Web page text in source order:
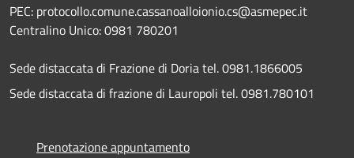
PEC: protocollo.comune.cassanoalloionio.cs@asmepec.it
Centralino Unico: 0981 780201
Sede distaccata di Frazione di Doria tel. 0981.1866005
Sede distaccata di frazione di Lauropoli tel. 0981.780101
Prenotazione appuntamento